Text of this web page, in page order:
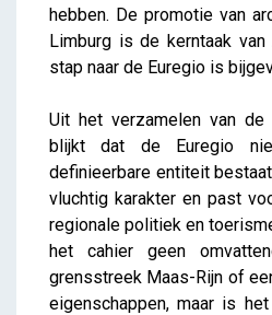
hebben. De promotie van
Limburg is de kerntaak van
stap naar de Euregio is
Uit het verzamelen van de
blijkt dat de Euregio
definieerbare entiteit
vluchtig karakter en past
regionale politiek en
het cahier geen
grensstreek Maas-Rijn of
eigenschappen, maar is